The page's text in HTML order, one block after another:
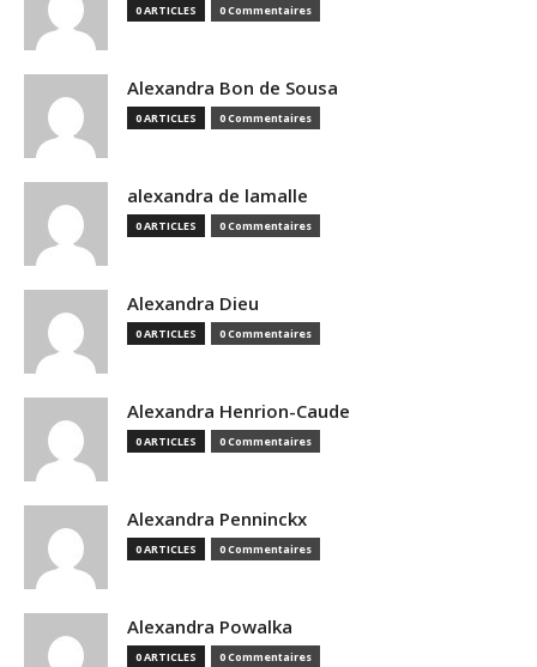
0 ARTICLES 0 Commentaires
Alexandra Bon de Sousa
0 ARTICLES 0 Commentaires
alexandra de lamalle
0 ARTICLES 0 Commentaires
Alexandra Dieu
0 ARTICLES 0 Commentaires
Alexandra Henrion-Caude
0 ARTICLES 0 Commentaires
Alexandra Penninckx
0 ARTICLES 0 Commentaires
Alexandra Powalka
0 ARTICLES 0 Commentaires